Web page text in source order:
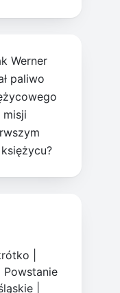
Werner
paliwo
misji
Powstanie